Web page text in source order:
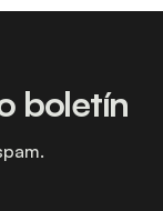
boletín